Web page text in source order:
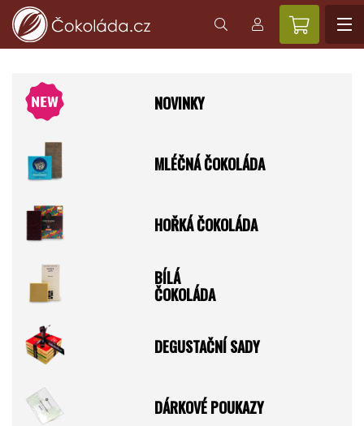
NOVINKY
MLÉČNÁ ČOKOLÁDA
HOŘKÁ ČOKOLÁDA
BÍLÁ
ČOKOLÁDA
DEGUSTAČNÍ SADY
DÁRKOVÉ POUKAZY